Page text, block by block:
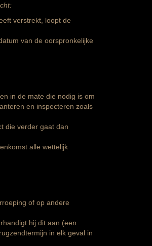
verstrekt, loopt de
van de oorspronkelijke
in de mate die nodig is om
en inspecteren zoals
die verder gaat dan
alle wettelijk
of op andere
hij dit aan (een
in elk geval in